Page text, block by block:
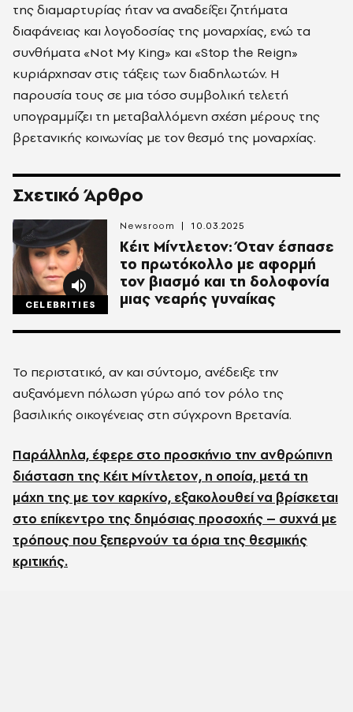
της διαμαρτυρίας ήταν να αναδείξει ζητήματα
διαφάνειας και λογοδοσίας της μοναρχίας, ενώ τα
συνθήματα «Not My King» και «Stop the Reign»
κυριάρχησαν στις τάξεις των διαδηλωτών. Η
παρουσία τους σε μια τόσο συμβολική τελετή
υπογραμμίζει τη μεταβαλλόμενη σχέση μέρους της
βρετανικής κοινωνίας με τον θεσμό της μοναρχίας.
Σχετικό Άρθρο
CELEBRITIES
Κέιτ Μίντλετον: Όταν έσπασε
το πρωτόκολλο με αφορμή
τον βιασμό και τη δολοφονία
μιας νεαρής γυναίκας
Newsroom 10.03.2025
Το περιστατικό, αν και σύντομο, ανέδειξε την
αυξανόμενη πόλωση γύρω από τον ρόλο της
βασιλικής οικογένειας στη σύγχρονη Βρετανία.
Παράλληλα, έφερε στο προσκήνιο την ανθρώπινη
διάσταση της Κέιτ Μίντλετον, η οποία, μετά τη
μάχη της με τον καρκίνο, εξακολουθεί να βρίσκεται
στο επίκεντρο της δημόσιας προσοχής – συχνά με
τρόπους που ξεπερνούν τα όρια της θεσμικής
κριτικής.